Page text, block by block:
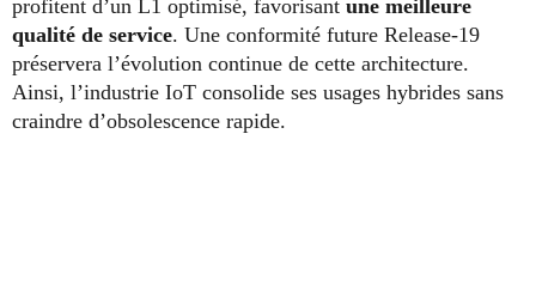
profitent d’un L1 optimisé, favorisant une meilleure
qualité de service. Une conformité future Release-19
préservera l’évolution continue de cette architecture.
Ainsi, l’industrie IoT consolide ses usages hybrides sans
craindre d’obsolescence rapide.